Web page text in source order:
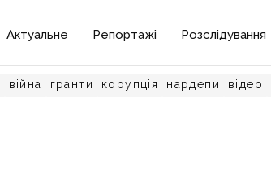
Актуальне Репортажі Розслідування
війна гранти корупція нардепи відео